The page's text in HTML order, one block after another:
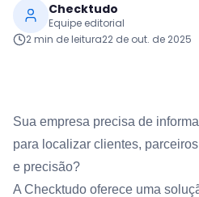
Checktudo
Equipe editorial
2 min de leitura22 de out. de 2025
Sua empresa precisa de
para localizar clientes,
e precisão?
A Checktudo oferece uma